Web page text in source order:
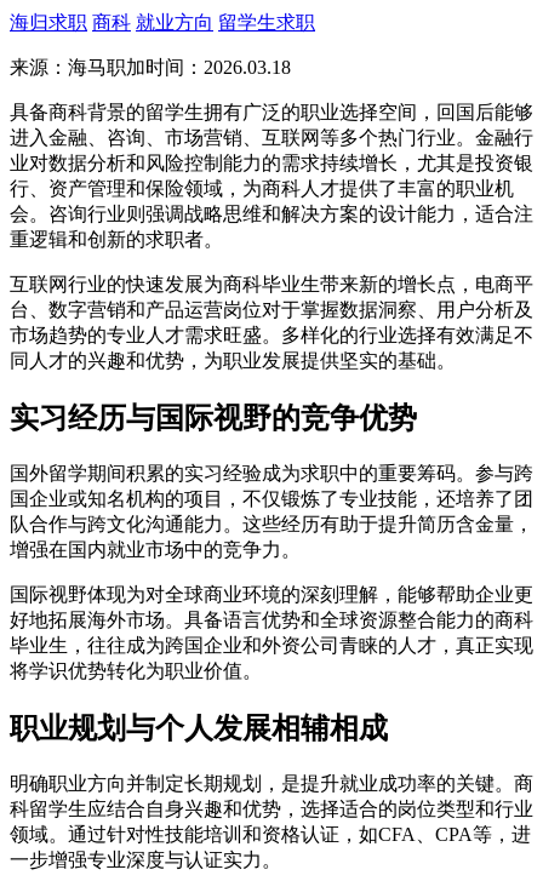
海归求职 商科 就业方向 留学生求职
来源：海马职加时间：2026.03.18
具备商科背景的留学生拥有广泛的职业选择空间，回国后能够
进入金融、咨询、市场营销、互联网等多个热门行业。金融行
业对数据分析和风险控制能力的需求持续增长，尤其是投资银
行、资产管理和保险领域，为商科人才提供了丰富的职业机
会。咨询行业则强调战略思维和解决方案的设计能力，适合注
重逻辑和创新的求职者。
互联网行业的快速发展为商科毕业生带来新的增长点，电商平
台、数字营销和产品运营岗位对于掌握数据洞察、用户分析及
市场趋势的专业人才需求旺盛。多样化的行业选择有效满足不
同人才的兴趣和优势，为职业发展提供坚实的基础。
实习经历与国际视野的竞争优势
国外留学期间积累的实习经验成为求职中的重要筹码。参与跨
国企业或知名机构的项目，不仅锻炼了专业技能，还培养了团
队合作与跨文化沟通能力。这些经历有助于提升简历含金量，
增强在国内就业市场中的竞争力。
国际视野体现为对全球商业环境的深刻理解，能够帮助企业更
好地拓展海外市场。具备语言优势和全球资源整合能力的商科
毕业生，往往成为跨国企业和外资公司青睐的人才，真正实现
将学识优势转化为职业价值。
职业规划与个人发展相辅相成
明确职业方向并制定长期规划，是提升就业成功率的关键。商
科留学生应结合自身兴趣和优势，选择适合的岗位类型和行业
领域。通过针对性技能培训和资格认证，如CFA、CPA等，进
一步增强专业深度与认证实力。